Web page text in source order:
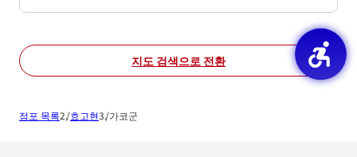
지도 검색으로 전환
점포 목록 효고현 가코군